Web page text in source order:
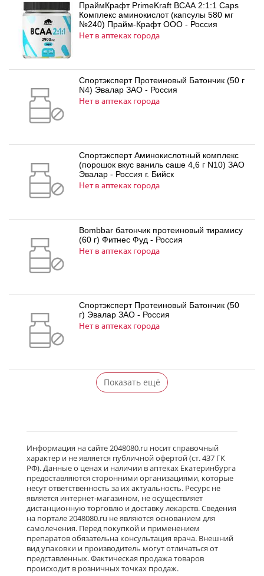
ПраймКрафт PrimeKraft BCAA 2:1:1 Caps
Комплекс аминокислот (капсулы 580 мг
№240) Прайм-Крафт ООО - Россия
Нет в аптеках города
Спортэксперт Протеиновый Батончик (50 г
N4) Эвалар ЗАО - Россия
Нет в аптеках города
Спортэксперт Аминокислотный комплекс
(порошок вкус ваниль саше 4,6 г N10) ЗАО
Эвалар - Россия г. Бийск
Нет в аптеках города
Bombbar батончик протеиновый тирамису
(60 г) Фитнес Фуд - Россия
Нет в аптеках города
Спортэксперт Протеиновый Батончик (50
г) Эвалар ЗАО - Россия
Нет в аптеках города
Показать ещё
Информация на сайте 2048080.ru носит справочный
характер и не является публичной офертой (ст. 437 ГК
РФ). Данные о ценах и наличии в аптеках Екатеринбурга
предоставляются сторонними организациями, которые
несут ответственность за их актуальность. Ресурс не
является интернет-магазином, не осуществляет
дистанционную торговлю и доставку лекарств. Сведения
на портале 2048080.ru не являются основанием для
самолечения. Перед покупкой и применением
препаратов обязательна консультация врача. Внешний
вид упаковки и производитель могут отличаться от
представленных. Фактическая продажа товаров
происходит в розничных точках продаж.